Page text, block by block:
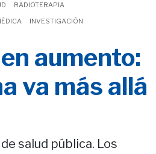
RADIOTERAPIA
INVESTIGACIÓN
aumento:
va más allá
salud pública. Los